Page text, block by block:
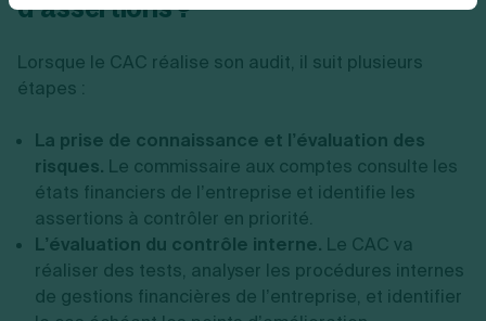
d’assertions ?
Lorsque le CAC réalise son audit, il suit plusieurs
étapes :
La prise de connaissance et l’évaluation des
risques. Le commissaire aux comptes consulte les
états financiers de l’entreprise et identifie les
assertions à contrôler en priorité.
L’évaluation du contrôle interne. Le CAC va
réaliser des tests, analyser les procédures internes
de gestions financières de l’entreprise, et identifier